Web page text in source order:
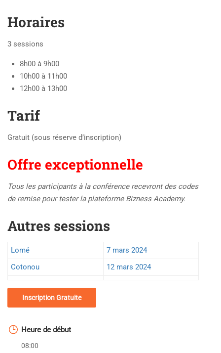
Horaires
3 sessions
8h00 à 9h00
10h00 à 11h00
12h00 à 13h00
Tarif
Gratuit (sous réserve d’inscription)
Offre exceptionnelle
Tous les participants à la conférence recevront des codes
de remise pour tester la plateforme Bizness Academy.
Autres sessions
Lomé
7 mars 2024
Cotonou
12 mars 2024
Inscription Gratuite
Heure de début
08:00